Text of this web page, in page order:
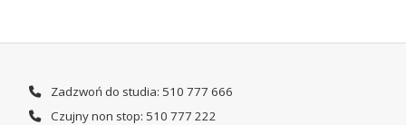
Zadzwoń do studia: 510 777 666
Czujny non stop: 510 777 222